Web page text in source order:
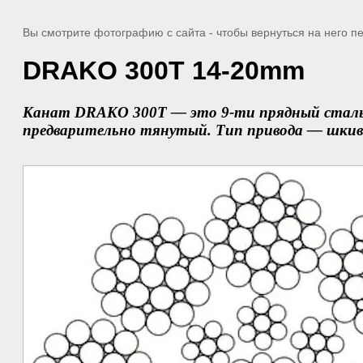
Вы смотрите фотографию с сайта - чтобы вернуться на него
DRAKO 300T 14-20mm
Канат DRAKO 300T — это 9-ти прядный
предварительно тянутый. Тип привода —